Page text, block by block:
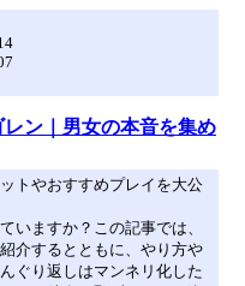
ン｜男女の本音を集め
トやおすすめプレイを大公
いますか？この記事では、
介するとともに、やり方や
ぐり返しはマンネリ化した